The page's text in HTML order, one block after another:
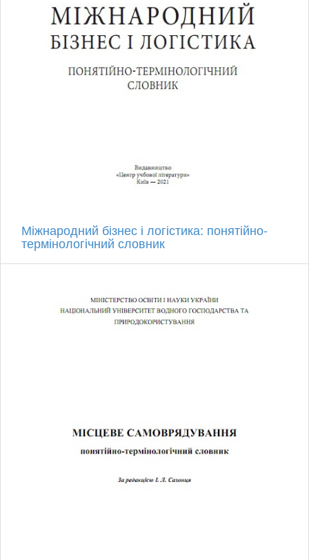
Міжнародний бізнес і логістика: понятійно-
термінологічний словник